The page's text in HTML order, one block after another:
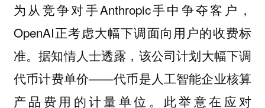
为从竞争对手Anthropic手中争夺客户，
OpenAI正考虑大幅下调面向用户的收费标
准。据知情人士透露，该公司计划大幅下调
代币计费单价——代币是人工智能企业核算
产品费用的计量单位。此举意在应对